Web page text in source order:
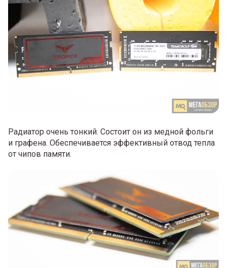
Радиатор очень тонкий. Состоит он из медной фольги
и графена. Обеспечивается эффективный отвод тепла
от чипов памяти.